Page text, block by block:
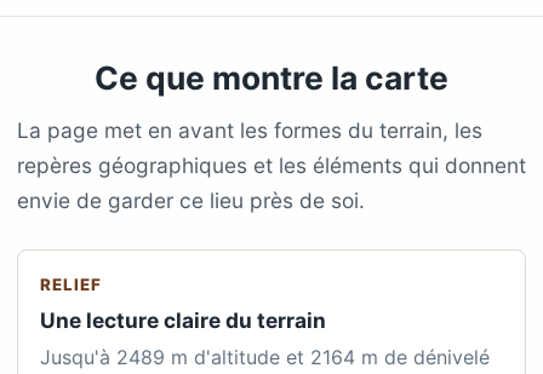
Ce que montre la carte
La page met en avant les formes du terrain, les
repères géographiques et les éléments qui donnent
envie de garder ce lieu près de soi.
RELIEF
Une lecture claire du terrain
Jusqu'à 2489 m d'altitude et 2164 m de dénivelé